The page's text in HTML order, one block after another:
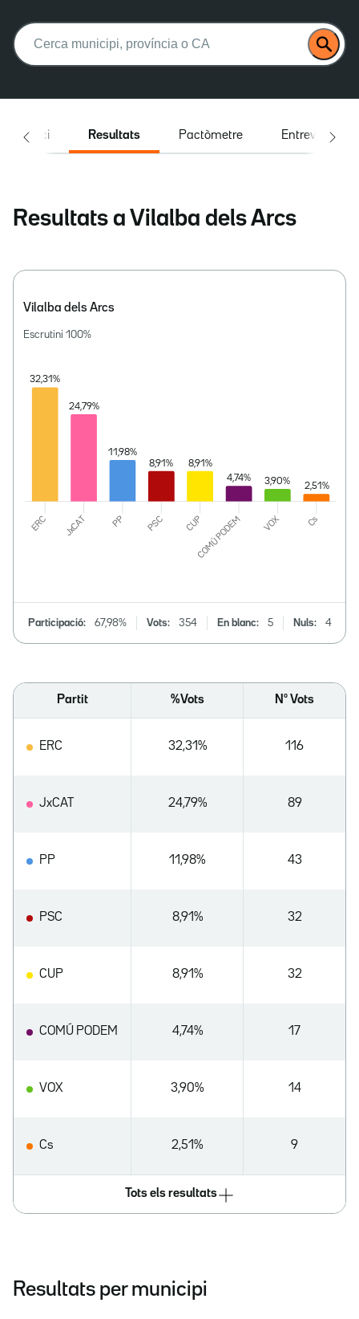
Buscar:
Inici Resultats Pactòmetre Entrevistes
Resultats a Vilalba dels Arcs
Vilalba dels Arcs
Escrutini 100%
Participació: 67,98% Vots: 354 En blanc: 5 Nuls: 4
Partit %Vots Nº Vots
ERC 32,31% 116
JxCAT 24,79% 89
PP 11,98% 43
PSC 8,91% 32
CUP 8,91% 32
COMÚ PODEM 4,74% 17
VOX 3,90% 14
Cs 2,51% 9
Tots els resultats
Resultats per municipi